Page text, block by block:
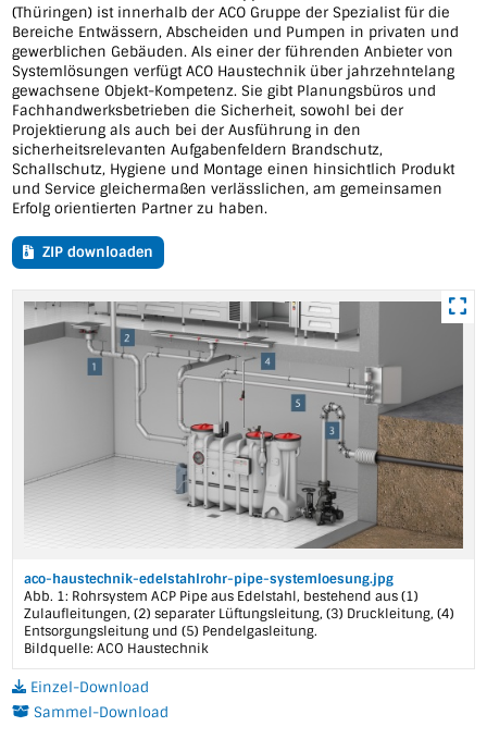
(Thüringen) ist innerhalb der ACO Gruppe der Spezialist für die
Bereiche Entwässern, Abscheiden und Pumpen in privaten und
gewerblichen Gebäuden. Als einer der führenden Anbieter von
Systemlösungen verfügt ACO Haustechnik über jahrzehntelang
gewachsene Objekt-Kompetenz. Sie gibt Planungsbüros und
Fachhandwerksbetrieben die Sicherheit, sowohl bei der
Projektierung als auch bei der Ausführung in den
sicherheitsrelevanten Aufgabenfeldern Brandschutz,
Schallschutz, Hygiene und Montage einen hinsichtlich Produkt
und Service gleichermaßen verlässlichen, am gemeinsamen
Erfolg orientierten Partner zu haben.
ZIP downloaden
aco-haustechnik-edelstahlrohr-pipe-systemloesung.jpg
Abb. 1: Rohrsystem ACP Pipe aus Edelstahl, bestehend aus (1)
Zulaufleitungen, (2) separater Lüftungsleitung, (3) Druckleitung, (4)
Entsorgungsleitung und (5) Pendelgasleitung.
Bildquelle: ACO Haustechnik
Einzel-Download
Sammel-Download